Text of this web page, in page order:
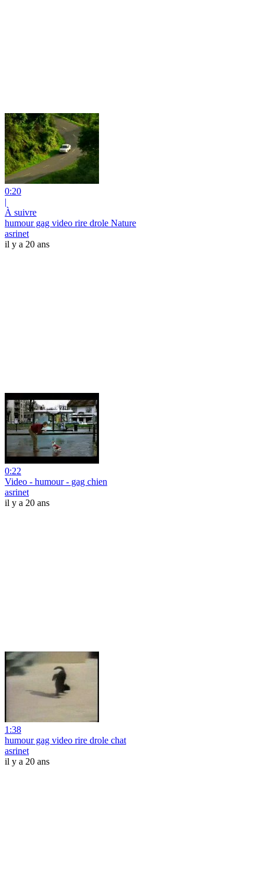
0:20
|
À suivre
humour gag video rire drole Nature
asrinet
il y a 20 ans
0:22
Video - humour - gag chien
asrinet
il y a 20 ans
1:38
humour gag video rire drole chat
asrinet
il y a 20 ans